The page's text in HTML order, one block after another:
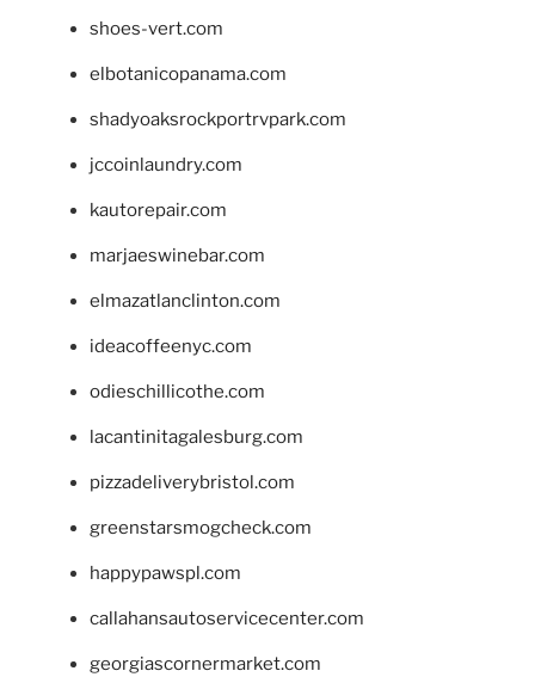
shoes-vert.com
elbotanicopanama.com
shadyoaksrockportrvpark.com
jccoinlaundry.com
kautorepair.com
marjaeswinebar.com
elmazatlanclinton.com
ideacoffeenyc.com
odieschillicothe.com
lacantinitagalesburg.com
pizzadeliverybristol.com
greenstarsmogcheck.com
happypawspl.com
callahansautoservicecenter.com
georgiascornermarket.com